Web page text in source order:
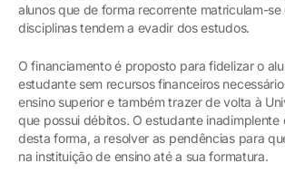
alunos que de forma recorrente matriculam-se
disciplinas tendem a evadir dos estudos.
O financiamento é proposto para fidelizar o
estudante sem recursos financeiros
ensino superior e também trazer de volta à
que possui débitos. O estudante inadimplente
desta forma, a resolver as pendências para
na instituição de ensino até a sua formatura.